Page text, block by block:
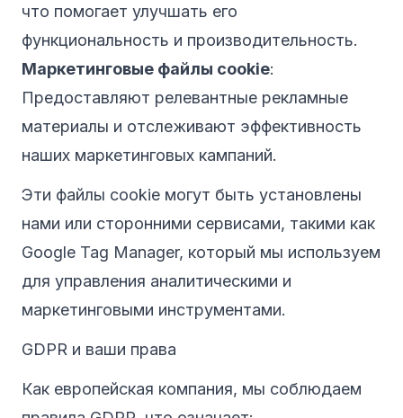
что помогает улучшать его
функциональность и производительность.
Маркетинговые файлы cookie:
Предоставляют релевантные рекламные
материалы и отслеживают эффективность
наших маркетинговых кампаний.
Эти файлы cookie могут быть установлены
нами или сторонними сервисами, такими как
Google Tag Manager, который мы используем
для управления аналитическими и
маркетинговыми инструментами.
GDPR и ваши права
Как европейская компания, мы соблюдаем